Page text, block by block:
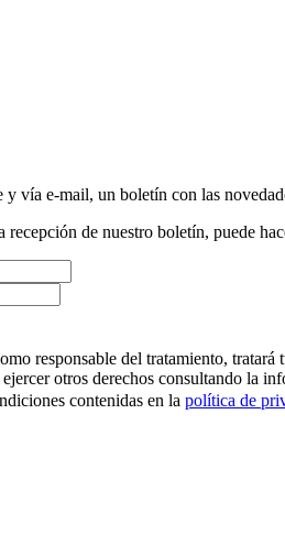
y vía e-mail, un boletín con las
recepción de nuestro boletín, puede
responsable del tratamiento, tratará
otros derechos consultando la
contenidas en la política de